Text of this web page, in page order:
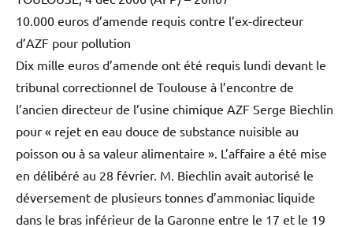
Vous remarquerez que l’enquete choc … n’est pas celle
que l’on croit…
Cynisme ou clin d’oeil ?
Elisabeth dit :
6 décembre 2006 à 01:38
Sur AZF , on en reparle demain
TOULOUSE, 4 déc 2006 (AFP) – 20h07